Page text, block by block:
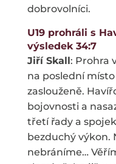
dobrovolníci.
U19 prohráli s
výsledek 34:7
Jiří Skall: Prohra
na poslední
zaslouženě.
bojovnosti a
třetí řady a
bezduchý výkon.
nebráníme…